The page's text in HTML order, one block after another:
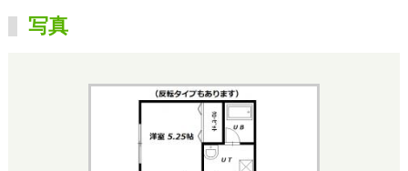
写真